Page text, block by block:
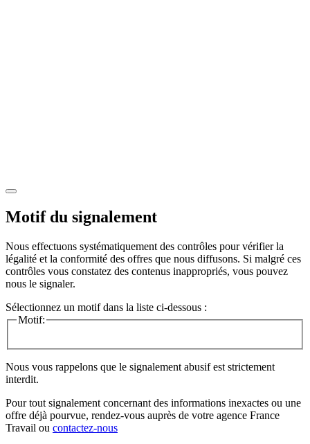
Motif du signalement
Nous effectuons systématiquement des contrôles pour vérifier la
légalité et la conformité des offres que nous diffusons. Si malgré ces
contrôles vous constatez des contenus inappropriés, vous pouvez
nous le signaler.
Sélectionnez un motif dans la liste ci-dessous :
Motif:
Nous vous rappelons que le signalement abusif est strictement
interdit.
Pour tout signalement concernant des informations inexactes ou une
offre déjà pourvue, rendez-vous auprès de votre agence France
Travail ou contactez-nous